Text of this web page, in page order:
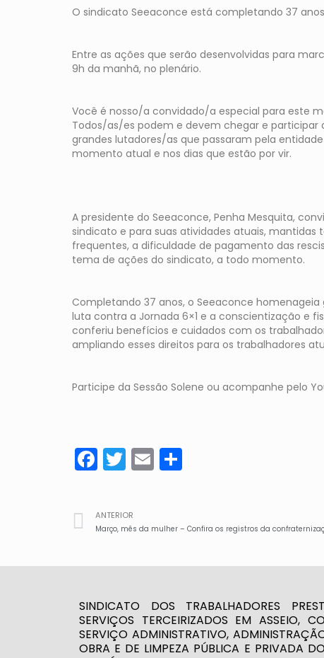
O sindicato Seeaconce está completando 37
Entre as ações que serão desenvolvidas para
9h da manhã, no plenário.
Você é nosso/a convidado/a especial para este
Todos/as/es podem e devem chegar e
grandes lutadores/as que passaram pela
momento atual e nos dias que estão por vir.
A presidente do Seeaconce, Penha Mesquita,
sindicato e para suas atividades atuais, mantidas
frequentes, a dificuldade de pagamento das
tema de ações do sindicato, a todo momento.
Completando 37 anos, o Seeaconce
luta contra a Jornada 6×1 e a conscientização e
conferiu benefícios e cuidados com os
ampliando esses direitos para os trabalhadores
Participe da Sessão Solene ou acompanhe pelo
Facebook
Twitter
Email
ANTERIOR
Março, mês da mulher – Confira os registros da
SINDICATO DOS TRABALHADORES
SERVIÇOS TERCEIRIZADOS EM ASSEIO,
SERVIÇO ADMINISTRATIVO,
OBRA E DE LIMPEZA PÚBLICA E PRIVADA